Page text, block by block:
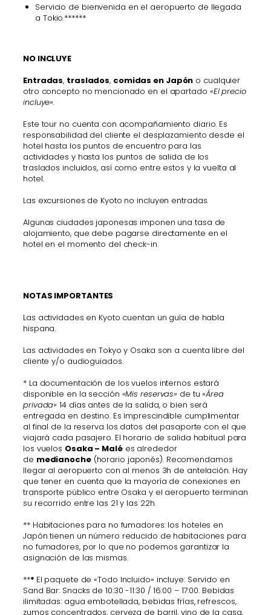
Servicio de bienvenida en el aeropuerto de llegada
a Tokio.******
NO INCLUYE
Entradas, traslados, comidas en Japón o cualquier
otro concepto no mencionado en el apartado «El precio
incluye».
Este tour no cuenta con acompañamiento diario. Es
responsabilidad del cliente el desplazamiento desde el
hotel hasta los puntos de encuentro para las
actividades y hasta los puntos de salida de los
traslados incluidos, así como entre estos y la vuelta al
hotel.
Las excursiones de Kyoto no incluyen entradas.
Algunas ciudades japonesas imponen una tasa de
alojamiento, que debe pagarse directamente en el
hotel en el momento del check-in.
NOTAS IMPORTANTES
Las actividades en Kyoto cuentan un guía de habla
hispana.
Las actividades en Tokyo y Osaka son a cuenta libre del
cliente y/o audioguiados.
* La documentación de los vuelos internos estará
disponible en la sección «Mis reservas» de tu«Área
privada»14 días antes de la salida, o bien será
entregada en destino. Es imprescindible cumplimentar
al final de la reserva los datos del pasaporte con el que
viajará cada pasajero. El horario de salida habitual para
los vuelos Osaka – Malées alrededor
de medianoche(horario japonés). Recomendamos
llegar al aeropuerto con al menos 3h de antelación. Hay
que tener en cuenta que la mayoría de conexiones en
transporte público entre Osaka y el aeropuerto terminan
su recorrido entre las 21 y las 22h.
** Habitaciones para no fumadores: los hoteles en
Japón tienen un número reducido de habitaciones para
no fumadores, por lo que no podemos garantizar la
asignación de las mismas.
*** El paquete de «Todo Incluido» incluye: Servido en
Sand Bar: Snacks de 10:30 -11:30 / 16:00 – 17:00. Bebidas
ilimitadas: agua embotellada, bebidas frías, refrescos,
zumos concentrados, cerveza de barril, vino de la casa,